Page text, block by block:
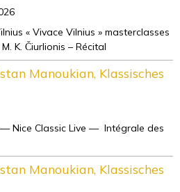
« Vivace Vilnius » masterclasses
K. Čiurlionis – Récital
Manoukian, Klassisches
Nice Classic Live — Intégrale des
Manoukian, Klassisches